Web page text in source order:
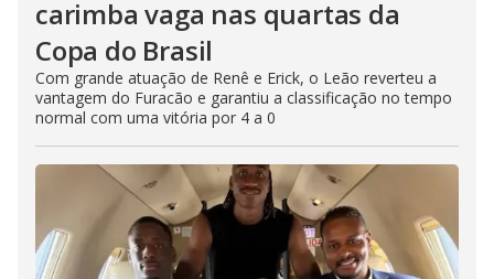
carimba vaga nas quartas da
Copa do Brasil
Com grande atuação de Renê e Erick, o Leão reverteu a
vantagem do Furacão e garantiu a classificação no tempo
normal com uma vitória por 4 a 0